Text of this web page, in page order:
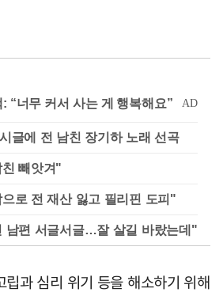
글에 전 남친 장기하 노래 선곡
빼앗겨"
로 전 재산 잃고 필리핀 도피"
남편 서글서글…잘 살길 바랐는데"
과 심리 위기 등을 해소하기 위해